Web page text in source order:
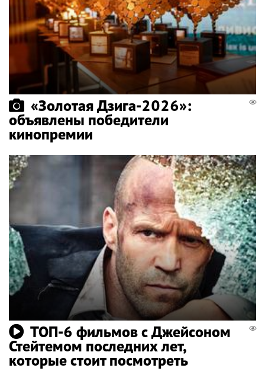
«Золотая Дзига-2026»:
объявлены победители
кинопремии
ТОП-6 фильмов с Джейсоном
Стейтемом последних лет,
которые стоит посмотреть